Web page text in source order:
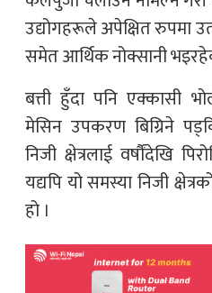
उद्योगहरूले अपेक्षित रुपमा
समेत आर्थिक नोक्सानी
बत्ती हुँदा पनि एक्कासी
मेसिन उपकरण बिग्रिने
निजी क्षेत्रलाई वर्षौंदेखि
यद्यपि यो समस्या निजी
हो ।